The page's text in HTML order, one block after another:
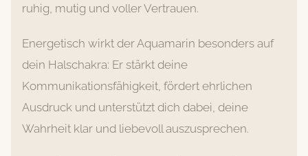
ruhig, mutig und voller Vertrauen.
Energetisch wirkt der Aquamarin besonders auf
dein Halschakra: Er stärkt deine
Kommunikationsfähigkeit, fördert ehrlichen
Ausdruck und unterstützt dich dabei, deine
Wahrheit klar und liebevoll auszusprechen.